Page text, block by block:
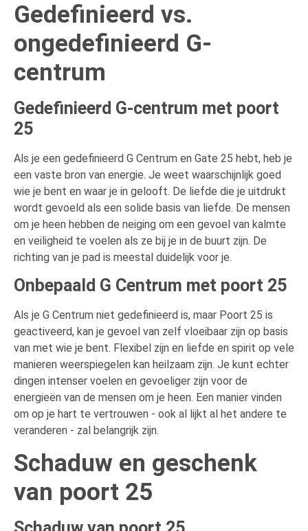
Gedefinieerd vs.
ongedefinieerd G-
centrum
Gedefinieerd G-centrum met poort
25
Als je een gedefinieerd G Centrum en Gate 25 hebt, heb je
een vaste bron van energie. Je weet waarschijnlijk goed
wie je bent en waar je in gelooft. De liefde die je uitdrukt
wordt gevoeld als een solide basis van liefde. De mensen
om je heen hebben de neiging om een gevoel van kalmte
en veiligheid te voelen als ze bij je in de buurt zijn. De
richting van je pad is meestal duidelijk voor je.
Onbepaald G Centrum met poort 25
Als je G Centrum niet gedefinieerd is, maar Poort 25 is
geactiveerd, kan je gevoel van zelf vloeibaar zijn op basis
van met wie je bent. Flexibel zijn en liefde en spirit op vele
manieren weerspiegelen kan heilzaam zijn. Je kunt echter
dingen intenser voelen en gevoeliger zijn voor de
energieën van de mensen om je heen. Een manier vinden
om op je hart te vertrouwen - ook al lijkt al het andere te
veranderen - zal belangrijk zijn.
Schaduw en geschenk
van poort 25